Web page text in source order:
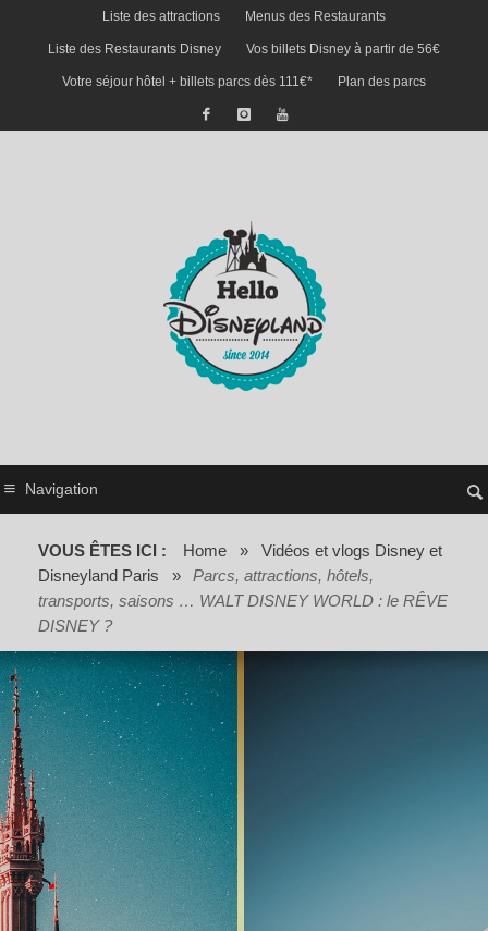
Liste des attractions Menus des Restaurants
Liste des Restaurants Disney Vos billets Disney à partir de 56€
Votre séjour hôtel + billets parcs dès 111€* Plan des parcs
Navigation
VOUS ÊTES ICI : Home »
Vidéos et vlogs Disney et
Disneyland Paris
»
Parcs, attractions, hôtels,
transports, saisons … WALT DISNEY WORLD : le RÊVE
DISNEY ?